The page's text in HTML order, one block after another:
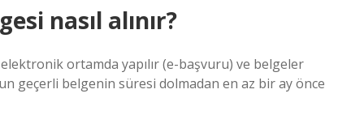
nasıl alınır?
ortamda yapılır (e-başvuru) ve belgeler
geçerli belgenin süresi dolmadan en az bir ay önce